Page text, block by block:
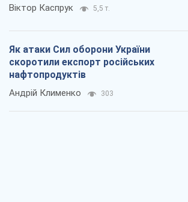
Віктор Каспрук 5,5 т.
Як атаки Сил оборони України
скоротили експорт російських
нафтопродуктів
Андрій Клименко 303